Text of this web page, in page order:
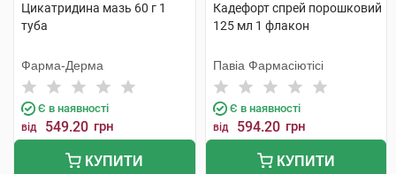
Цикатридина мазь 60 г 1
туба
Фарма-Дерма
Є в наявності
від 549.20 грн
КУПИТИ
Кадефорт спрей порошковий
125 мл 1 флакон
Павіа Фармасіютісі
Є в наявності
від 594.20 грн
КУПИТИ